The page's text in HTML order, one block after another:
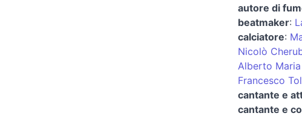
autore di
beatmaker:
calciatore:
Nicolò
Alberto
Francesco
cantante e
cantante e